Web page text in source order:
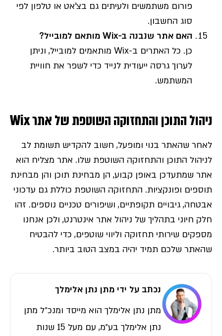
פורום משתמשים ולעיתים גם בצ'אט או טלפון לפי
סוג החשבון.
האם אתר שנבנה ב-Wix מותאם למובייל?
כן. כל האתרים ב-Wix מותאמים למובייל, וניתן
לערוך גרסה ייעודית לנייד כדי לשפר את חוויית
המשתמש.
ניהול התוכן והתחזוקה השוטפת של אתר Wix
לאחר שהאתר בנוי ומופעל, חשוב להקדיש תשומת לב
לניהול התוכן והתחזוקה השוטפת שלו. אתר מצליח הוא
אתר שמתעדכן באופן קבוע, הן מבחינת תוכן והן מבחינת
תוספים ופונקציות. התחזוקה השוטפת כוללת גם עדכוני
אבטחה, גיבויים תקופתיים, ושיפורים טכניים נוספים. זהו
חלק חיוני בתהליך של ניהול אתר אינטרנט, ולכן אנחנו
מספקים שירותי תחזוקה וליווי שוטפים, כדי להבטיח
שהאתר שלכם תמיד יהיה במצב הטוב ביותר.
נכתב על ידי מתן נתן אלימלך
מתן נתן אלימלך הוא מייסד ומנכ״ל מתן
נתן אלימלך בע״מ, עם מעל 15 שנות